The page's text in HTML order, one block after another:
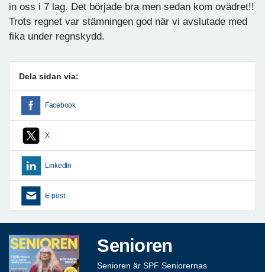
in oss i 7 lag. Det började bra men sedan kom ovädret!!
Trots regnet var stämningen god när vi avslutade med
fika under regnskydd.
Dela sidan via:
Facebook
X
LinkedIn
E-post
Senioren
Senioren är SPF Seniorernas